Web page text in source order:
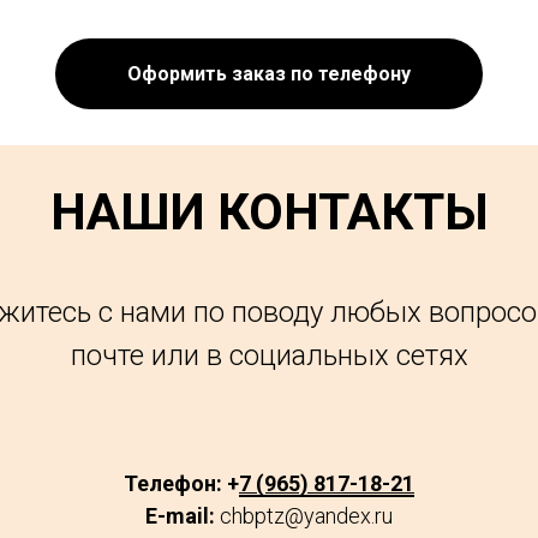
Оформить заказ по телефону
НАШИ КОНТАКТЫ
с нами по поводу любых
почте или в социальных сетях
Телефон: +7 (965) 817-18-21
E-mail: chbptz@yandex.ru